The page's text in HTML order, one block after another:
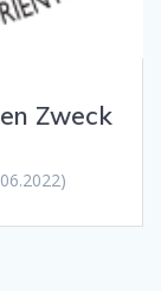
Zweck